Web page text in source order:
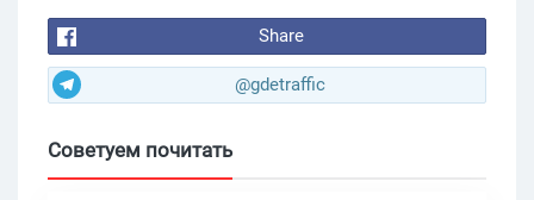
Share
@gdetraffic
Советуем почитать